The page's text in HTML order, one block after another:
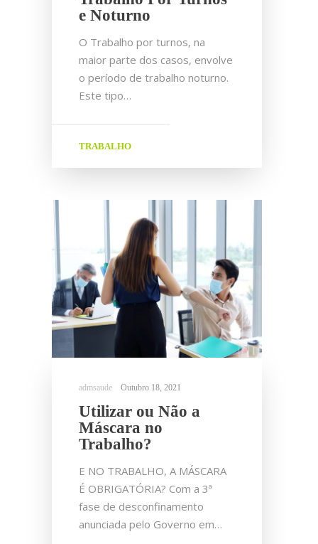
e Noturno
O Trabalho por turnos, na
maior parte dos casos, envolve
o período de trabalho noturno.
Este tipo…
TRABALHO
Outubro 18, 2021
Utilizar ou Não a
Máscara no
Trabalho?
E NO TRABALHO, A MÁSCARA
É OBRIGATÓRIA? Com a 3ª
fase de desconfinamento
anunciada pelo Governo em…